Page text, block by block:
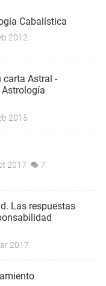
Cabalística
2012
carta Astral -
2015
2017 7
Las respuestas
2017